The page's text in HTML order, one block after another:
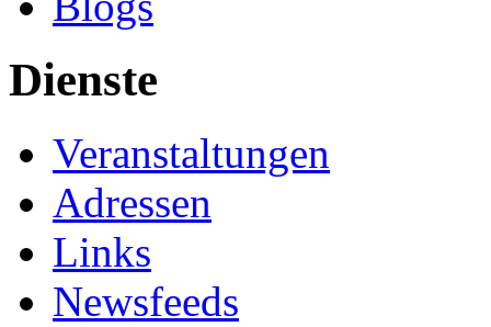
Dienste
Veranstaltungen
Adressen
Links
Newsfeeds